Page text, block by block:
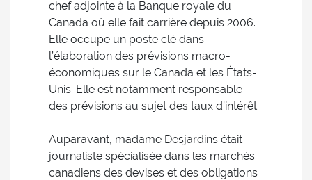
chef adjointe à la Banque royale du
Canada où elle fait carrière depuis 2006.
Elle occupe un poste clé dans
l’élaboration des prévisions macro-
économiques sur le Canada et les États-
Unis. Elle est notamment responsable
des prévisions au sujet des taux d’intérêt.
Auparavant, madame Desjardins était
journaliste spécialisée dans les marchés
canadiens des devises et des obligations